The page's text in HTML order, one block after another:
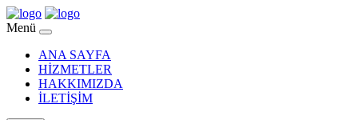
Menü
ANA SAYFA
HİZMETLER
HAKKIMIZDA
İLETİŞİM